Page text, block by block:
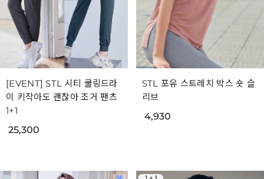
[EVENT] STL 시티 쿨링드라
이 키작아도 괜찮아 조거 팬츠
1+1
25,300
STL 포유 스트레치 박스 숏 슬
리브
4,930